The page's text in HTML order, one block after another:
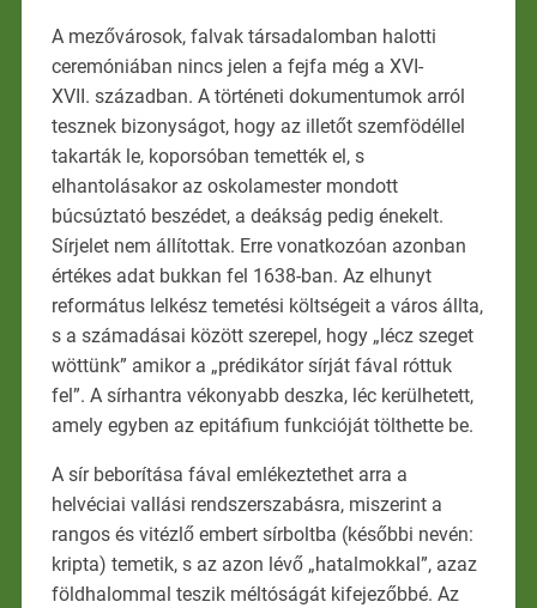
A mezővárosok, falvak társadalomban halotti
ceremóniában nincs jelen a fejfa még a XVI-
XVII. században. A történeti dokumentumok arról
tesznek bizonyságot, hogy az illetőt szemfödéllel
takarták le, koporsóban temették el, s
elhantolásakor az oskolamester mondott
búcsúztató beszédet, a deákság pedig énekelt.
Sírjelet nem állítottak. Erre vonatkozóan azonban
értékes adat bukkan fel 1638-ban. Az elhunyt
református lelkész temetési költségeit a város állta,
s a számadásai között szerepel, hogy „lécz szeget
wöttünk” amikor a „prédikátor sírját fával róttuk
fel”. A sírhantra vékonyabb deszka, léc kerülhetett,
amely egyben az epitáfium funkcióját tölthette be.
A sír beborítása fával emlékeztethet arra a
helvéciai vallási rendszerszabásra, miszerint a
rangos és vitézlő embert sírboltba (későbbi nevén:
kripta) temetik, s az azon lévő „hatalmokkal”, azaz
földhalommal teszik méltóságát kifejezőbbé. Az